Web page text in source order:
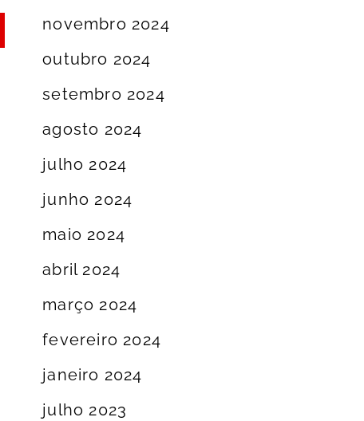
novembro 2024
outubro 2024
setembro 2024
agosto 2024
julho 2024
junho 2024
maio 2024
abril 2024
março 2024
fevereiro 2024
janeiro 2024
julho 2023